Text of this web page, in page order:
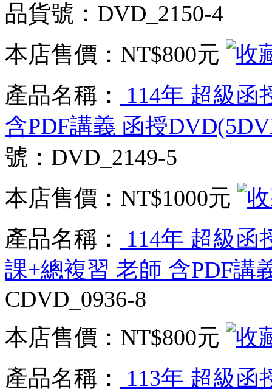
品貨號：DVD_2150-4
本店售價： NT$800元
產品名稱：
114年 超級函
含PDF講義 函授
號：DVD_2149-5
本店售價： NT$1000元
產品名稱：
114年 超級函
課+總複習 老師 含PDF講
CDVD_0936-8
本店售價： NT$800元
產品名稱：
113年 超級函